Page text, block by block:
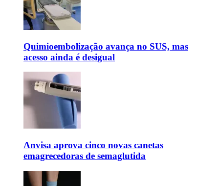
Quimioembolização avança no SUS, mas
acesso ainda é desigual
Anvisa aprova cinco novas canetas
emagrecedoras de semaglutida